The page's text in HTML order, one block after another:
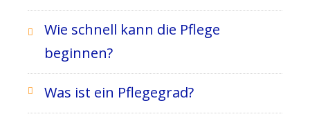
Wie schnell kann die Pflege
beginnen?
Was ist ein Pflegegrad?